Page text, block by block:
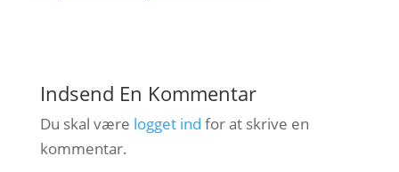
Indsend En Kommentar
Du skal være logget ind for at skrive en
kommentar.